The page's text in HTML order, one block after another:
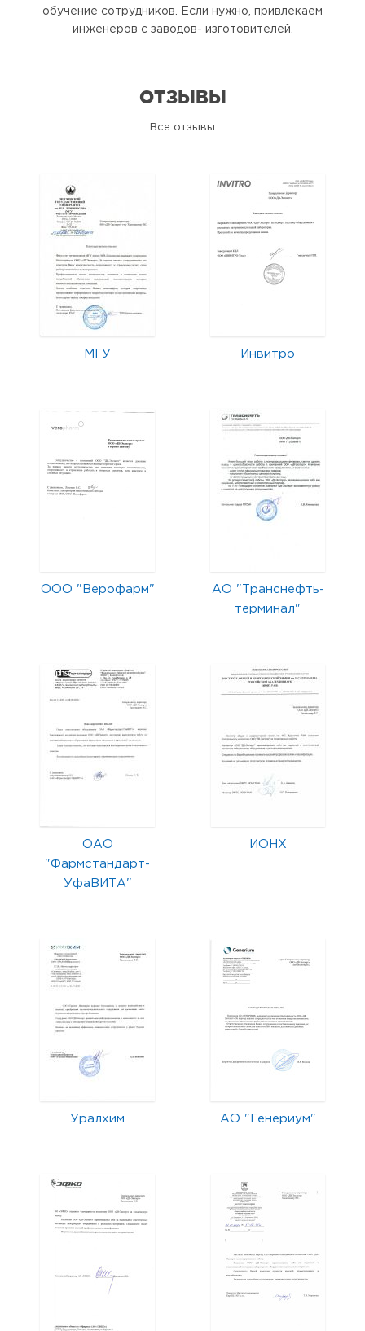
обучение сотрудников. Если нужно, привлекаем
инженеров с заводов- изготовителей.
ОТЗЫВЫ
Все отзывы
МГУ Инвитро
ООО "Верофарм"
АО "Транснефть-
терминал"
ОАО
"Фармстандарт-
УфаВИТА"
ИОНХ
Уралхим АО "Генериум"